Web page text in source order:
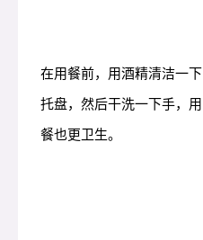
在用餐前，用酒精清洁一下
托盘，然后干洗一下手，用
餐也更卫生。